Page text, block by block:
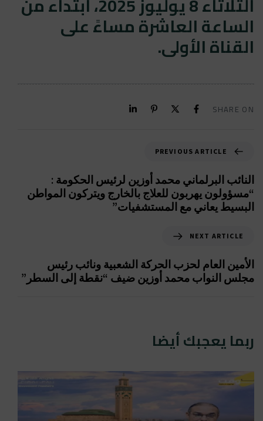
الساعة العاشرة مساءً على
القناة الأولى.
SHARE ON
PREVIOUS ARTICLE
النائب البرلماني محمد أوزين لرئيس الحكومة :
“مسؤولون يهربون للعلاج بالخارج ويتركون المواطن
البسيط يعاني مع المستشفيات”
NEXT ARTICLE
الأمين العام لحزب الحركة الشعبية ونائب رئيس
مجلس النواب محمد أوزين ضيف “نقطة إلى السطر”
ربما يعجبك أيضا